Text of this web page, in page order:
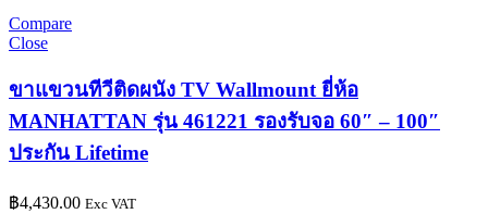
Compare
Close
ขาแขวนทีวีติดผนัง TV Wallmount ยี่ห้อ
MANHATTAN รุ่น 461221 รองรับจอ 60″ – 100″
ประกัน Lifetime
฿4,430.00 Exc VAT